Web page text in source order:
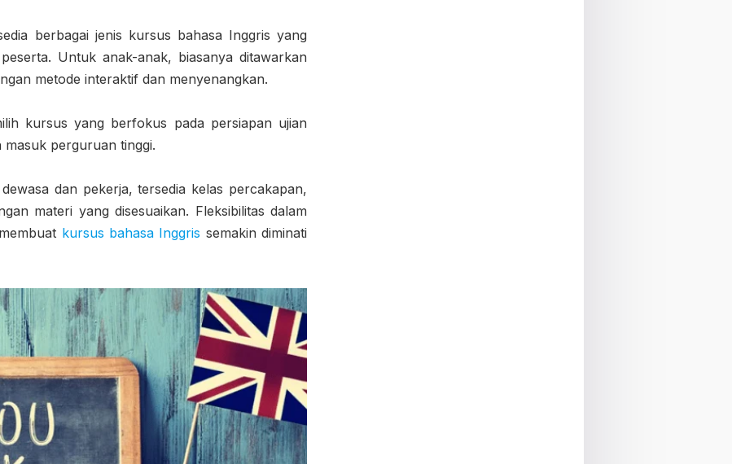
berbagai jenis kursus bahasa Inggris yang
Untuk anak-anak, biasanya ditawarkan
metode interaktif dan menyenangkan.
kursus yang berfokus pada persiapan ujian
masuk perguruan tinggi.
dan pekerja, tersedia kelas percakapan,
materi yang disesuaikan. Fleksibilitas dalam
kursus bahasa Inggris semakin diminati